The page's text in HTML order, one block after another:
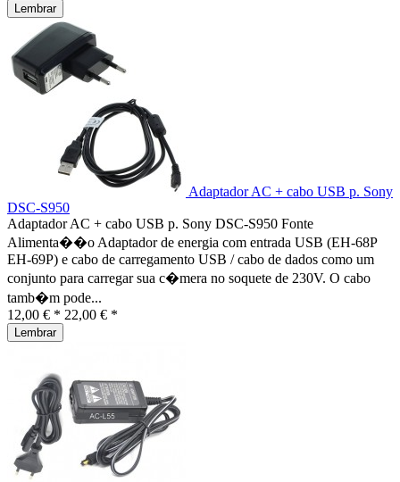
Lembrar
Adaptador AC + cabo USB p. Sony
DSC-S950
Adaptador AC + cabo USB p. Sony DSC-S950 Fonte
Alimenta��o Adaptador de energia com entrada USB (EH-68P
EH-69P) e cabo de carregamento USB / cabo de dados como um
conjunto para carregar sua c�mera no soquete de 230V. O cabo
tamb�m pode...
12,00 € * 22,00 € *
Lembrar